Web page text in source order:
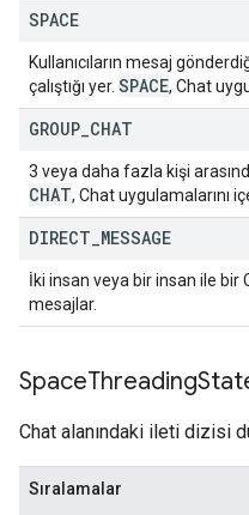
SPACE
Kullanıcıların mesaj
çalıştığı yer. SPACE, Chat
GROUP CHAT
3 veya daha fazla kişi
CHAT, Chat uygulamalarını
DIRECT MESSAGE
İki insan veya bir insan ile bir
mesajlar.
SpaceThreading
Chat alanındaki ileti dizisi
Sıralamalar